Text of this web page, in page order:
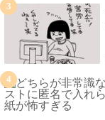
3
4